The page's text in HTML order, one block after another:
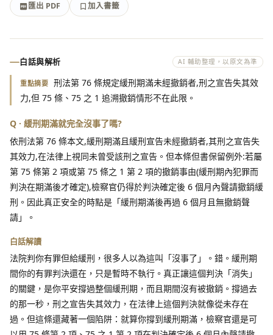
匯出 PDF
加入書籤
匯出 PDF
加入書籤
白話與解析 AI 輔助整理，以原文為準
重點摘要 刑法第 76 條規定緩刑期滿未經撤銷者,刑之宣告失其效
力,但 75 條、75 之 1 追溯撤銷情形不在此限。
Q · 緩刑期滿就完全沒事了嗎?
依刑法第 76 條本文,緩刑期滿且緩刑宣告未經撤銷者,其刑之宣告失
其效力,在法律上視同未曾受該刑之宣告。但本條但書保留例外:若屬
第 75 條第 2 項或第 75 條之 1 第 2 項的撤銷事由(緩刑期內犯罪而
判決在期滿後才確定),檢察官仍得於判決確定後 6 個月內聲請撤銷緩
刑。因此真正安全的時點是「緩刑期滿後再過 6 個月且無撤銷聲
請」。
白話解讀
法院判你有罪但給緩刑，很多人以為這叫「沒事了」。錯。緩刑期
間你的有罪判決還在，只是暫時不執行。真正讓這個判決「消失」
的關鍵，是你平安撐過整個緩刑期，而且期間沒有被撤銷。撐過去
的那一秒，刑之宣告失其效力，在法律上這個判決就像從未存在
過。但這條還藏著一個陷阱：就算你撐到緩刑期滿，檢察官還是可